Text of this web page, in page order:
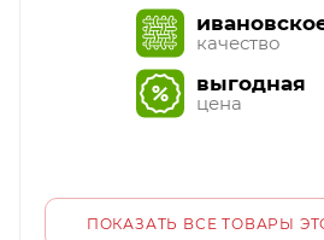
качество
выгодная
цена
ПОКАЗАТЬ ВСЕ ТОВАРЫ